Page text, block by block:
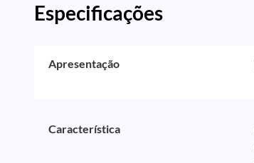
Especificações
Apresentação
Característica